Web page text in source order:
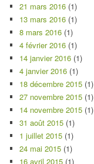
21 mars 2016 (1)
13 mars 2016 (1)
8 mars 2016 (1)
4 février 2016 (1)
14 janvier 2016 (1)
4 janvier 2016 (1)
18 décembre 2015 (1)
27 novembre 2015 (1)
14 novembre 2015 (1)
31 août 2015 (1)
1 juillet 2015 (1)
24 mai 2015 (1)
16 avril 2015 (1)